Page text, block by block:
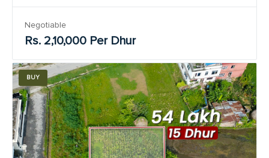
Negotiable
Rs. 2,10,000 Per Dhur
BUY